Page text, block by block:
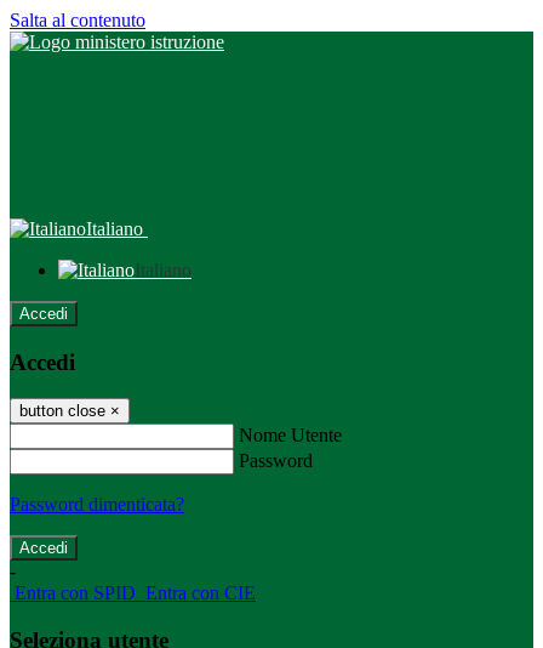
Salta al contenuto
Italiano
Italiano
Accedi
Accedi
button close ×
Nome Utente
Password
Password dimenticata?
-
Entra con SPID Entra con CIE
Seleziona utente